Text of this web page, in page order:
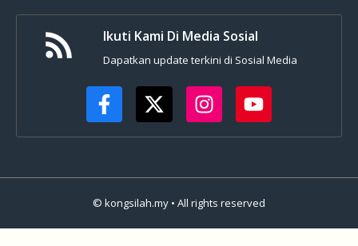
Ikuti Kami Di Media Sosial
Dapatkan update terkini di Sosial Media
© kongsilah.my • All rights reserved